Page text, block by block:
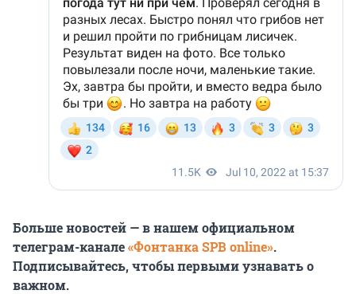
Больше новостей — в нашем официальном
телеграм-канале«Фонтанка SPB online».
Подписывайтесь, чтобы первыми узнавать о
важном.